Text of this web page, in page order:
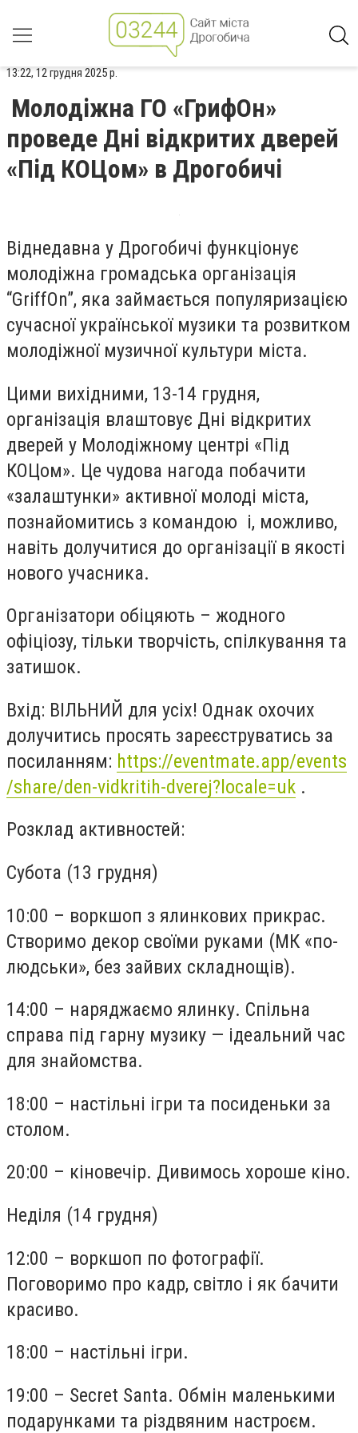
13:22, 12 грудня 2025 р.
Молодіжна ГО «ГрифОн»
проведе Дні відкритих дверей
«Під КОЦом» в Дрогобичі
Віднедавна у Дрогобичі функціонує
молодіжна громадська організація
“GriffOn”, яка займається популяризацією
сучасної української музики та розвитком
молодіжної музичної культури міста.
Цими вихідними, 13-14 грудня,
організація влаштовує Дні відкритих
дверей у Молодіжному центрі «Під
КОЦом». Це чудова нагода побачити
«залаштунки» активної молоді міста,
познайомитись з командою і, можливо,
навіть долучитися до організації в якості
нового учасника.
Організатори обіцяють – жодного
офіціозу, тільки творчість, спілкування та
затишок.
Вхід: ВІЛЬНИЙ для усіх! Однак охочих
долучитись просять зареєструватись за
посиланням: https://eventmate.app/events
/share/den-vidkritih-dverej?locale=uk .
Розклад активностей:
Субота (13 грудня)
10:00 – воркшоп з ялинкових прикрас.
Створимо декор своїми руками (МК «по-
людськи», без зайвих складнощів).
14:00 – наряджаємо ялинку. Спільна
справа під гарну музику — ідеальний час
для знайомства.
18:00 – настільні ігри та посиденьки за
столом.
20:00 – кіновечір. Дивимось хороше кіно.
Неділя (14 грудня)
12:00 – воркшоп по фотографії.
Поговоримо про кадр, світло і як бачити
красиво.
18:00 – настільні ігри.
19:00 – Secret Santa. Обмін маленькими
подарунками та різдвяним настроєм.